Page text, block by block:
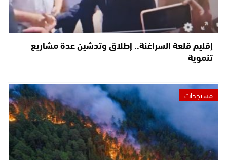
إقليم قلعة السراغنة.. إطلاق وتدشين عدة مشاريع
تنموية
مستجدات